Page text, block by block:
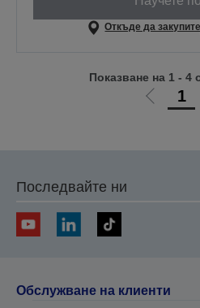
Откъде да закупите
Отиди
1
Показване на 1 - 4
Последвайте ни
Обслужване на клиенти